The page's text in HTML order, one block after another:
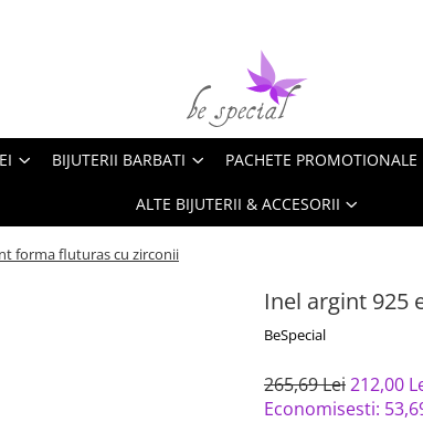
BIJUTERII BARBATI PACHETE PROMOTIONALE
ALTE BIJUTERII & ACCESORII
forma fluturas cu zirconii
Inel argint 925
BeSpecial
265,69 Lei212,00
Economisesti: